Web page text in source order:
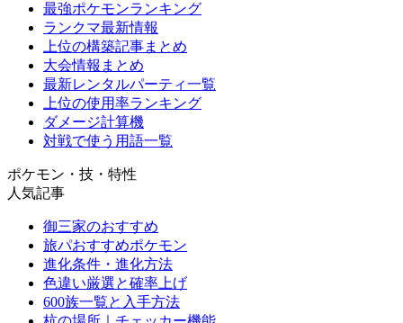
最強ポケモンランキング
ランクマ最新情報
上位の構築記事まとめ
大会情報まとめ
最新レンタルパーティ一覧
上位の使用率ランキング
ダメージ計算機
対戦で使う用語一覧
ポケモン・技・特性
人気記事
御三家のおすすめ
旅パおすすめポケモン
進化条件・進化方法
色違い厳選と確率上げ
600族一覧と入手方法